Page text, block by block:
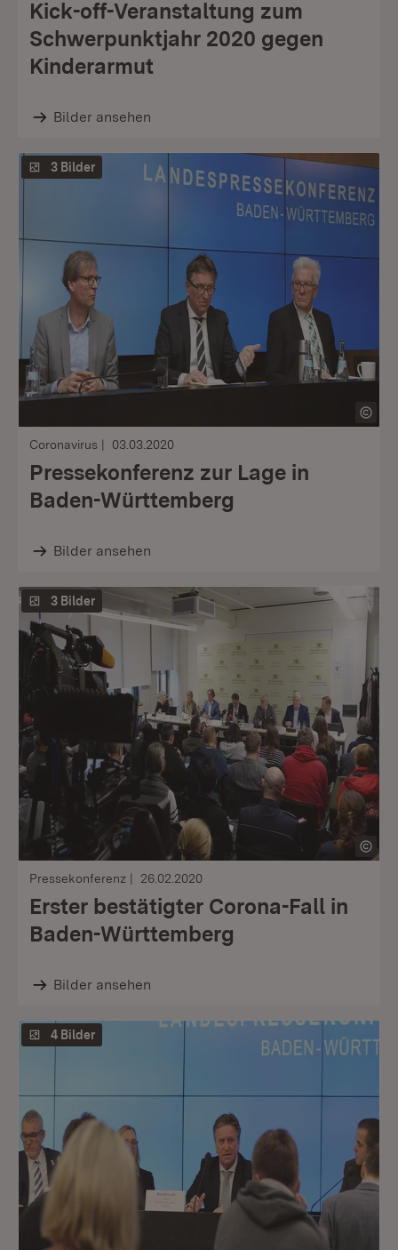
Kick-off-Veranstaltung zum
Schwerpunktjahr 2020 gegen
Kinderarmut
Bilder ansehen
3 Bilder
Coronavirus 03.03.2020
Pressekonferenz zur Lage in
Baden-Württemberg
Bilder ansehen
3 Bilder
Pressekonferenz 26.02.2020
Erster bestätigter Corona-Fall in
Baden-Württemberg
Bilder ansehen
4 Bilder